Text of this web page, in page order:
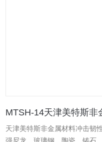
天津美特斯非金属材料冲击韧